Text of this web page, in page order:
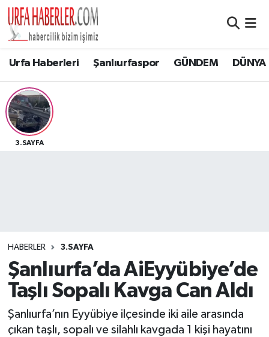
Urfa Haberleri Şanlıurfaspor GÜNDEM DÜNYA
3.SAYFA
HABERLER 3.SAYFA
Şanlıurfa’da AiEyyübiye’de
Taşlı Sopalı Kavga Can Aldı
Şanlıurfa’nın Eyyübiye ilçesinde iki aile arasında
çıkan taşlı, sopalı ve silahlı kavgada 1 kişi hayatını
Şanlıurfa Nöbetçi Eczaneler
Şanlıurfa Namaz Vakitleri
Şanlıurfa Trafik Yoğunluk Haritası
Haber Arşivi